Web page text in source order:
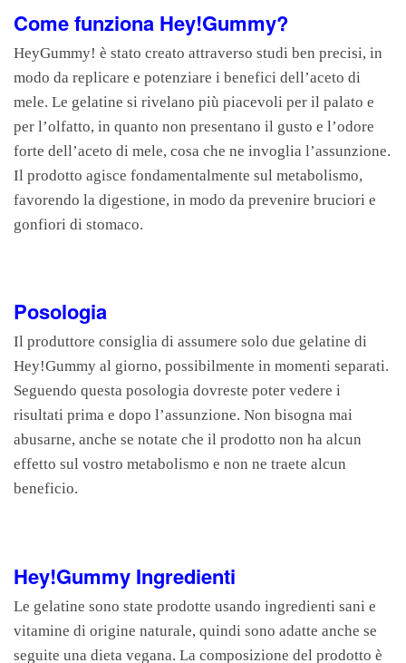
Come funziona Hey!Gummy?
HeyGummy! è stato creato attraverso studi ben precisi, in
modo da replicare e potenziare i benefici dell’aceto di
mele. Le gelatine si rivelano più piacevoli per il palato e
per l’olfatto, in quanto non presentano il gusto e l’odore
forte dell’aceto di mele, cosa che ne invoglia l’assunzione.
Il prodotto agisce fondamentalmente sul metabolismo,
favorendo la digestione, in modo da prevenire bruciori e
gonfiori di stomaco.
Posologia
Il produttore consiglia di assumere solo due gelatine di
Hey!Gummy al giorno, possibilmente in momenti separati.
Seguendo questa posologia dovreste poter vedere i
risultati prima e dopo l’assunzione. Non bisogna mai
abusarne, anche se notate che il prodotto non ha alcun
effetto sul vostro metabolismo e non ne traete alcun
beneficio.
Hey!Gummy Ingredienti
Le gelatine sono state prodotte usando ingredienti sani e
vitamine di origine naturale, quindi sono adatte anche se
seguite una dieta vegana. La composizione del prodotto è